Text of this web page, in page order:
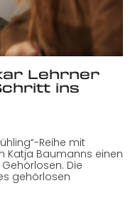
Lehrner
ins
Reihe mit
Katja Baumanns einen
Die
gehörlosen